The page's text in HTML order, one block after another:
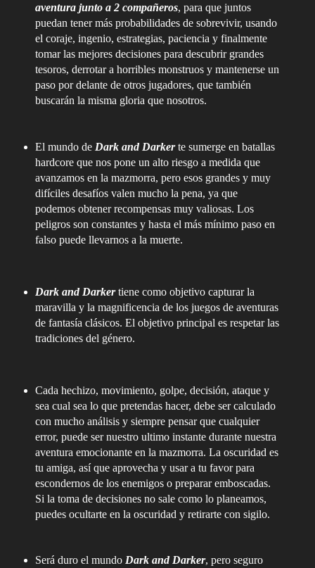
aventura junto a 2 compañeros, para que juntos
puedan tener más probabilidades de sobrevivir, usando
el coraje, ingenio, estrategias, paciencia y finalmente
tomar las mejores decisiones para descubrir grandes
tesoros, derrotar a horribles monstruos y mantenerse un
paso por delante de otros jugadores, que también
buscarán la misma gloria que nosotros.
El mundo de Dark and Darkerte sumerge en batallas
hardcore que nos pone un alto riesgo a medida que
avanzamos en la mazmorra, pero esos grandes y muy
difíciles desafíos valen mucho la pena, ya que
podemos obtener recompensas muy valiosas. Los
peligros son constantes y hasta el más mínimo paso en
falso puede llevarnos a la muerte.
Dark and Darkertiene como objetivo capturar la
maravilla y la magnificencia de los juegos de aventuras
de fantasía clásicos. El objetivo principal es respetar las
tradiciones del género.
Cada hechizo, movimiento, golpe, decisión, ataque y
sea cual sea lo que pretendas hacer, debe ser calculado
con mucho análisis y siempre pensar que cualquier
error, puede ser nuestro ultimo instante durante nuestra
aventura emocionante en la mazmorra. La oscuridad es
tu amiga, así que aprovecha y usar a tu favor para
escondernos de los enemigos o preparar emboscadas.
Si la toma de decisiones no sale como lo planeamos,
puedes ocultarte en la oscuridad y retirarte con sigilo.
Será duro el mundo Dark and Darker, pero seguro